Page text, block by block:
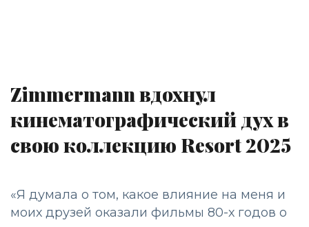
Zimmermann вдохнул
кинематографический дух в
свою коллекцию Resort 2025
«Я думала о том, какое влияние на меня и
моих друзей оказали фильмы 80-х годов о